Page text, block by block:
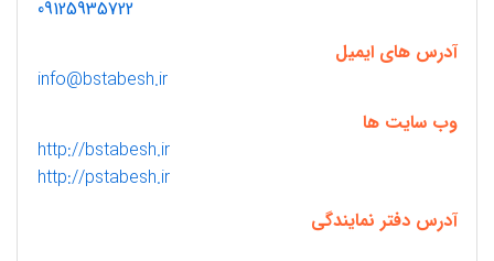
09125935722
آدرس های ایمیل
info@bstabesh.ir
وب سایت ها
http://bstabesh.ir
http://pstabesh.ir
آدرس دفتر نمایندگی